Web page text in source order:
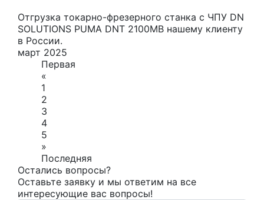
Отгрузка токарно-фрезерного станка с ЧПУ DN
SOLUTIONS PUMA DNT 2100MB нашему клиенту
в России.
март 2025
Первая
«
1
2
3
4
5
»
Последняя
Остались вопросы?
Оставьте заявку и мы ответим на все
интересующие вас вопросы!